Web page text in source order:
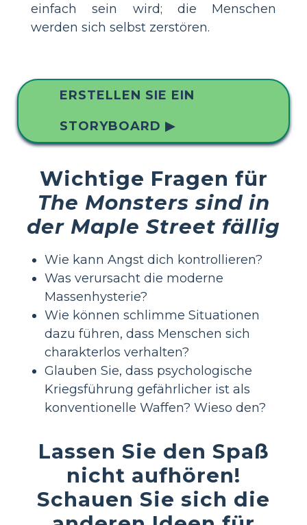
einfach sein wird; die Menschen
werden sich selbst zerstören.
ERSTELLEN SIE EIN
STORYBOARD ▶
Wichtige Fragen für
The Monsters sind in
der Maple Street fällig
Wie kann Angst dich kontrollieren?
Was verursacht die moderne
Massenhysterie?
Wie können schlimme Situationen
dazu führen, dass Menschen sich
charakterlos verhalten?
Glauben Sie, dass psychologische
Kriegsführung gefährlicher ist als
konventionelle Waffen? Wieso den?
Lassen Sie den Spaß
nicht aufhören!
Schauen Sie sich die